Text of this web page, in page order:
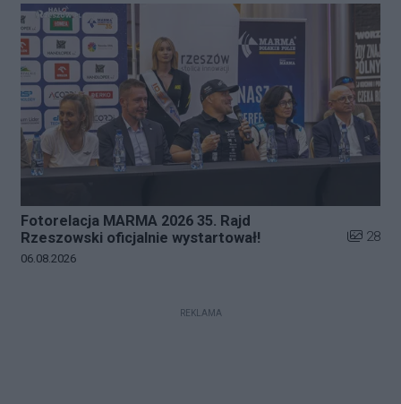
Fotorelacja MARMA 2026 35. Rajd
Rzeszowski oficjalnie wystartował!
Liczba
28
Data dodania galerii:
06.08.2026
REKLAMA